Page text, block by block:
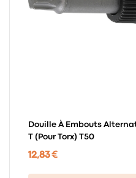
Douille À Embouts
T (pour Torx) T50
12,83 €